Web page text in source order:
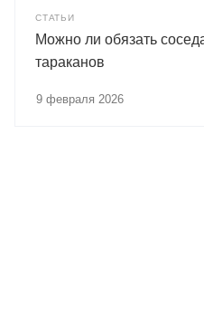
СТАТЬИ
Можно ли обязать
тараканов
9 февраля 2026